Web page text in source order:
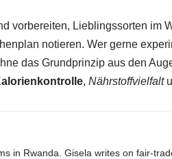
vorbereiten, Lieblingssorten im
notieren. Wer gerne
das Grundprinzip aus den
, Nährstoffvielfalt
in Rwanda. Gisela writes on fair-